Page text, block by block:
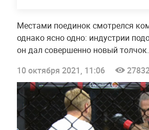
Местами поединок смотрелся
однако ясно одно: индустрии
он дал совершенно новый толчок.
10 октября 2021, 11:06